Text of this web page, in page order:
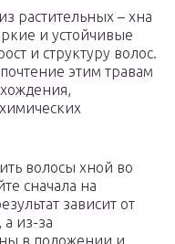
растительных – хна
и устойчивые
и структуру волос.
этим травам
волосы хной во
сначала на
зависит от
а из-за
в положении и